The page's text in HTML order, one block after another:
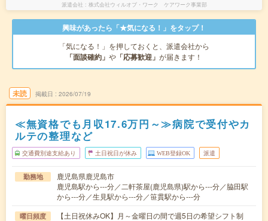
派遣会社 株式会社ウィルオブ・ワーク ケアワーク事業部
興味があったら「★気になる！」をタップ！
「気になる！」を押しておくと、派遣会社から
「面談確約」 や 「応募歓迎」 が届きます！
未読 掲載日 2026/07/19
≪無資格でも月収17.6万円～≫病院で受付やカ
ルテの整理など
交通費別途支給あり 土日祝日が休み WEB登録OK 派遣
勤務地
鹿児島県鹿児島市
鹿児島駅から---分／二軒茶屋(鹿児島県)駅から---分／脇田駅
から---分／生見駅から---分／笹貫駅から---分
曜日頻度 【土日祝休みOK】月～金曜日の間で週5日の希望シフト制